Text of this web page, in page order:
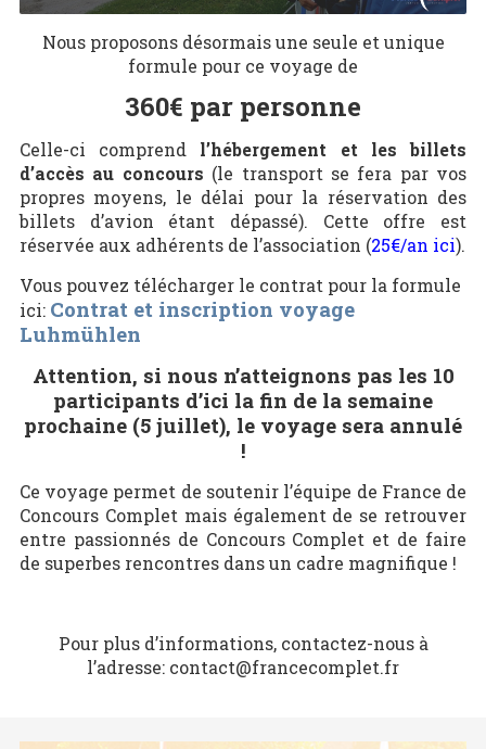
Nous proposons désormais une seule et unique
formule pour ce voyage de
360€ par personne
Celle-ci comprend l’hébergement et les billets
d’accès au concours (le transport se fera par vos
propres moyens, le délai pour la réservation des
billets d’avion étant dépassé). Cette offre est
réservée aux adhérents de l’association (25€/an ici).
Vous pouvez télécharger le contrat pour la formule
ici: Contrat et inscription voyage
Luhmühlen
Attention, si nous n’atteignons pas les 10
participants d’ici la fin de la semaine
prochaine (5 juillet), le voyage sera annulé
!
Ce voyage permet de soutenir l’équipe de France de
Concours Complet mais également de se retrouver
entre passionnés de Concours Complet et de faire
de superbes rencontres dans un cadre magnifique !
Pour plus d’informations, contactez-nous à
l’adresse: contact@francecomplet.fr